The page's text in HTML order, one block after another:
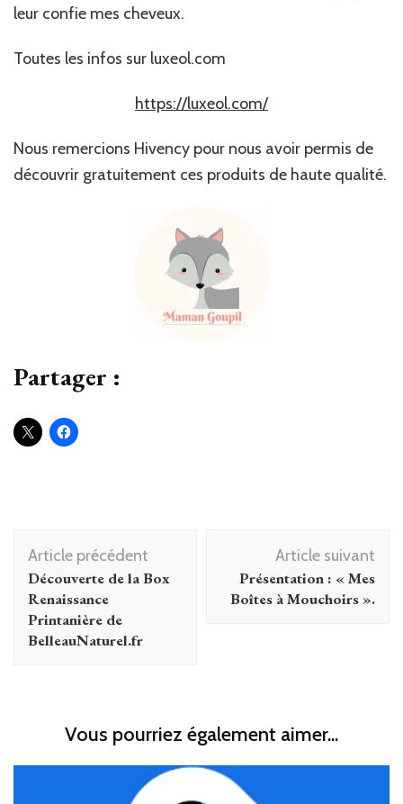
leur confie mes cheveux.
Toutes les infos sur luxeol.com
https://luxeol.com/
Nous remercions Hivency pour nous avoir permis de
découvrir gratuitement ces produits de haute qualité.
Partager :
Navigation
d'article
Article précédent
Découverte de la Box
Renaissance
Printanière de
BelleauNaturel.fr
Article suivant
Présentation : « Mes
Boîtes à Mouchoirs ».
Vous pourriez également aimer...